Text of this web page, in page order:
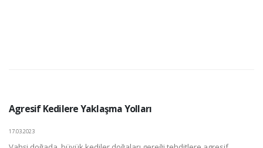
Agresif Kedilere Yaklaşma Yolları
17.03.2023